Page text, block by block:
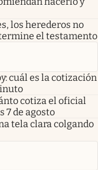
los herederos no
el testamento
cuál es la cotización
cotiza el oficial
7 de agosto
tela clara colgando